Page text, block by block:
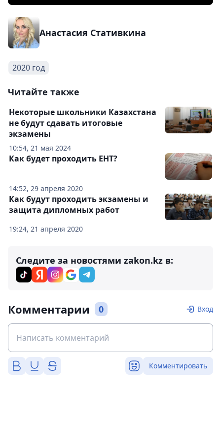
Анастасия Стативкина
2020 год
Читайте также
10:54, 21 мая 2024
Некоторые школьники Казахстана
не будут сдавать итоговые
экзамены
14:52, 29 апреля 2020
Как будет проходить ЕНТ?
19:24, 21 апреля 2020
Как будут проходить экзамены и
защита дипломных работ
Следите за новостями zakon.kz в:
Комментарии 0 Вход
Комментировать